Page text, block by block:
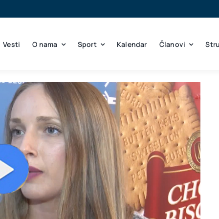
Vesti O nama Sport Kalendar Članovi